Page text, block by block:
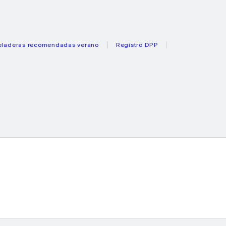
recomendadas verano Registro DPP